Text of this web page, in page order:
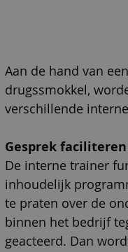
Aan de hand van
drugssmokkel,
verschillende
Gesprek faciliteren
De interne trainer
inhoudelijk
te praten over de
binnen het bedrijf
geacteerd. Dan